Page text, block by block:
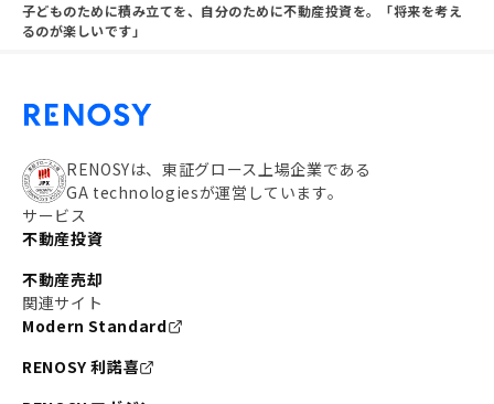
子どものために積み立てを、自分のために不動産投資を。「将来を考え
るのが楽しいです」
RENOSYは、東証グロース上場企業である
GA technologiesが運営しています。
サービス
不動産投資
不動産売却
関連サイト
Modern Standard
RENOSY 利諾喜